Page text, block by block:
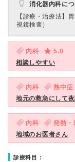
消化器内科に
【診療・治療法】
視鏡検査）
内科
5.0
相談しやすい
内科 熱中症
地元の救急にして
内科 発熱・
地域のお医者さん
診療科目：